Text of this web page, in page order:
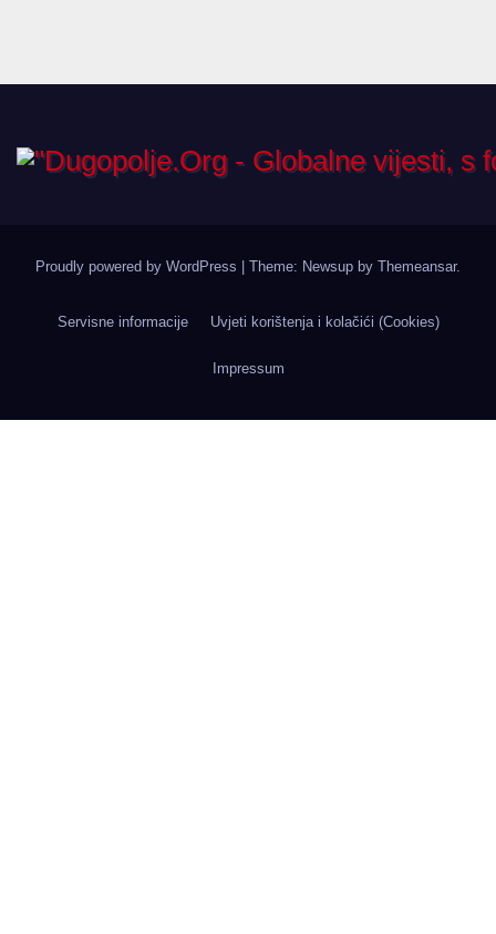
Proudly powered by WordPress | Theme: Newsup by Themeansar.
Servisne informacije Uvjeti korištenja i kolačići (Cookies)
Impressum